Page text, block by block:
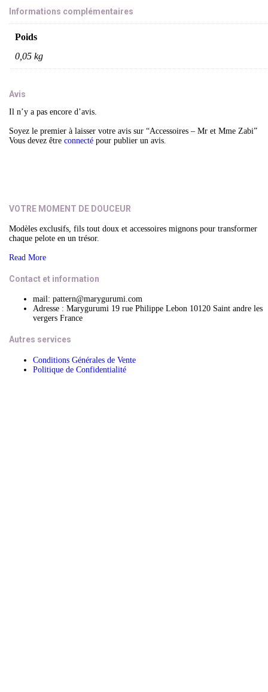
Informations complémentaires
Poids
0,05 kg
Avis
Il n’y a pas encore d’avis.
Soyez le premier à laisser votre avis sur “Accessoires – Mr et Mme Zabi”
Vous devez être connecté pour publier un avis.
VOTRE MOMENT DE DOUCEUR
Modèles exclusifs, fils tout doux et accessoires mignons pour transformer
chaque pelote en un trésor.
Read More
Contact et information
mail: pattern@marygurumi.com
Adresse : Marygurumi 19 rue Philippe Lebon 10120 Saint andre les
vergers France
Autres services
Conditions Générales de Vente
Politique de Confidentialité